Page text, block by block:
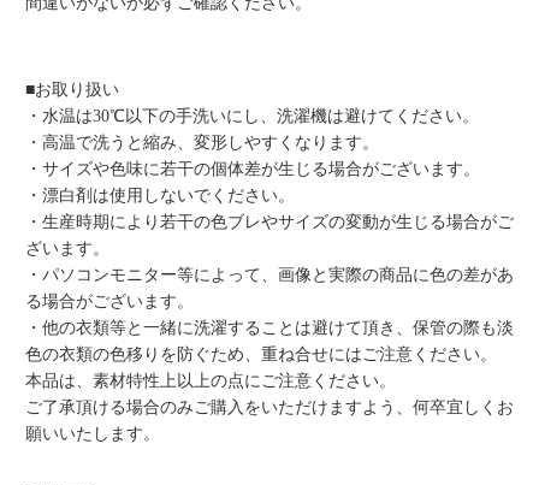
■お取り扱い
・水温は30℃以下の手洗いにし、洗濯機は避けてください。
・高温で洗うと縮み、変形しやすくなります。
・サイズや色味に若干の個体差が生じる場合がございます。
・漂白剤は使用しないでください。
・生産時期により若干の色ブレやサイズの変動が生じる場合がご
ざいます。
・パソコンモニター等によって、画像と実際の商品に色の差があ
る場合がございます。
・他の衣類等と一緒に洗濯することは避けて頂き、保管の際も淡
色の衣類の色移りを防ぐため、重ね合せにはご注意ください。
本品は、素材特性上以上の点にご注意ください。
ご了承頂ける場合のみご購入をいただけますよう、何卒宜しくお
願いいたします。